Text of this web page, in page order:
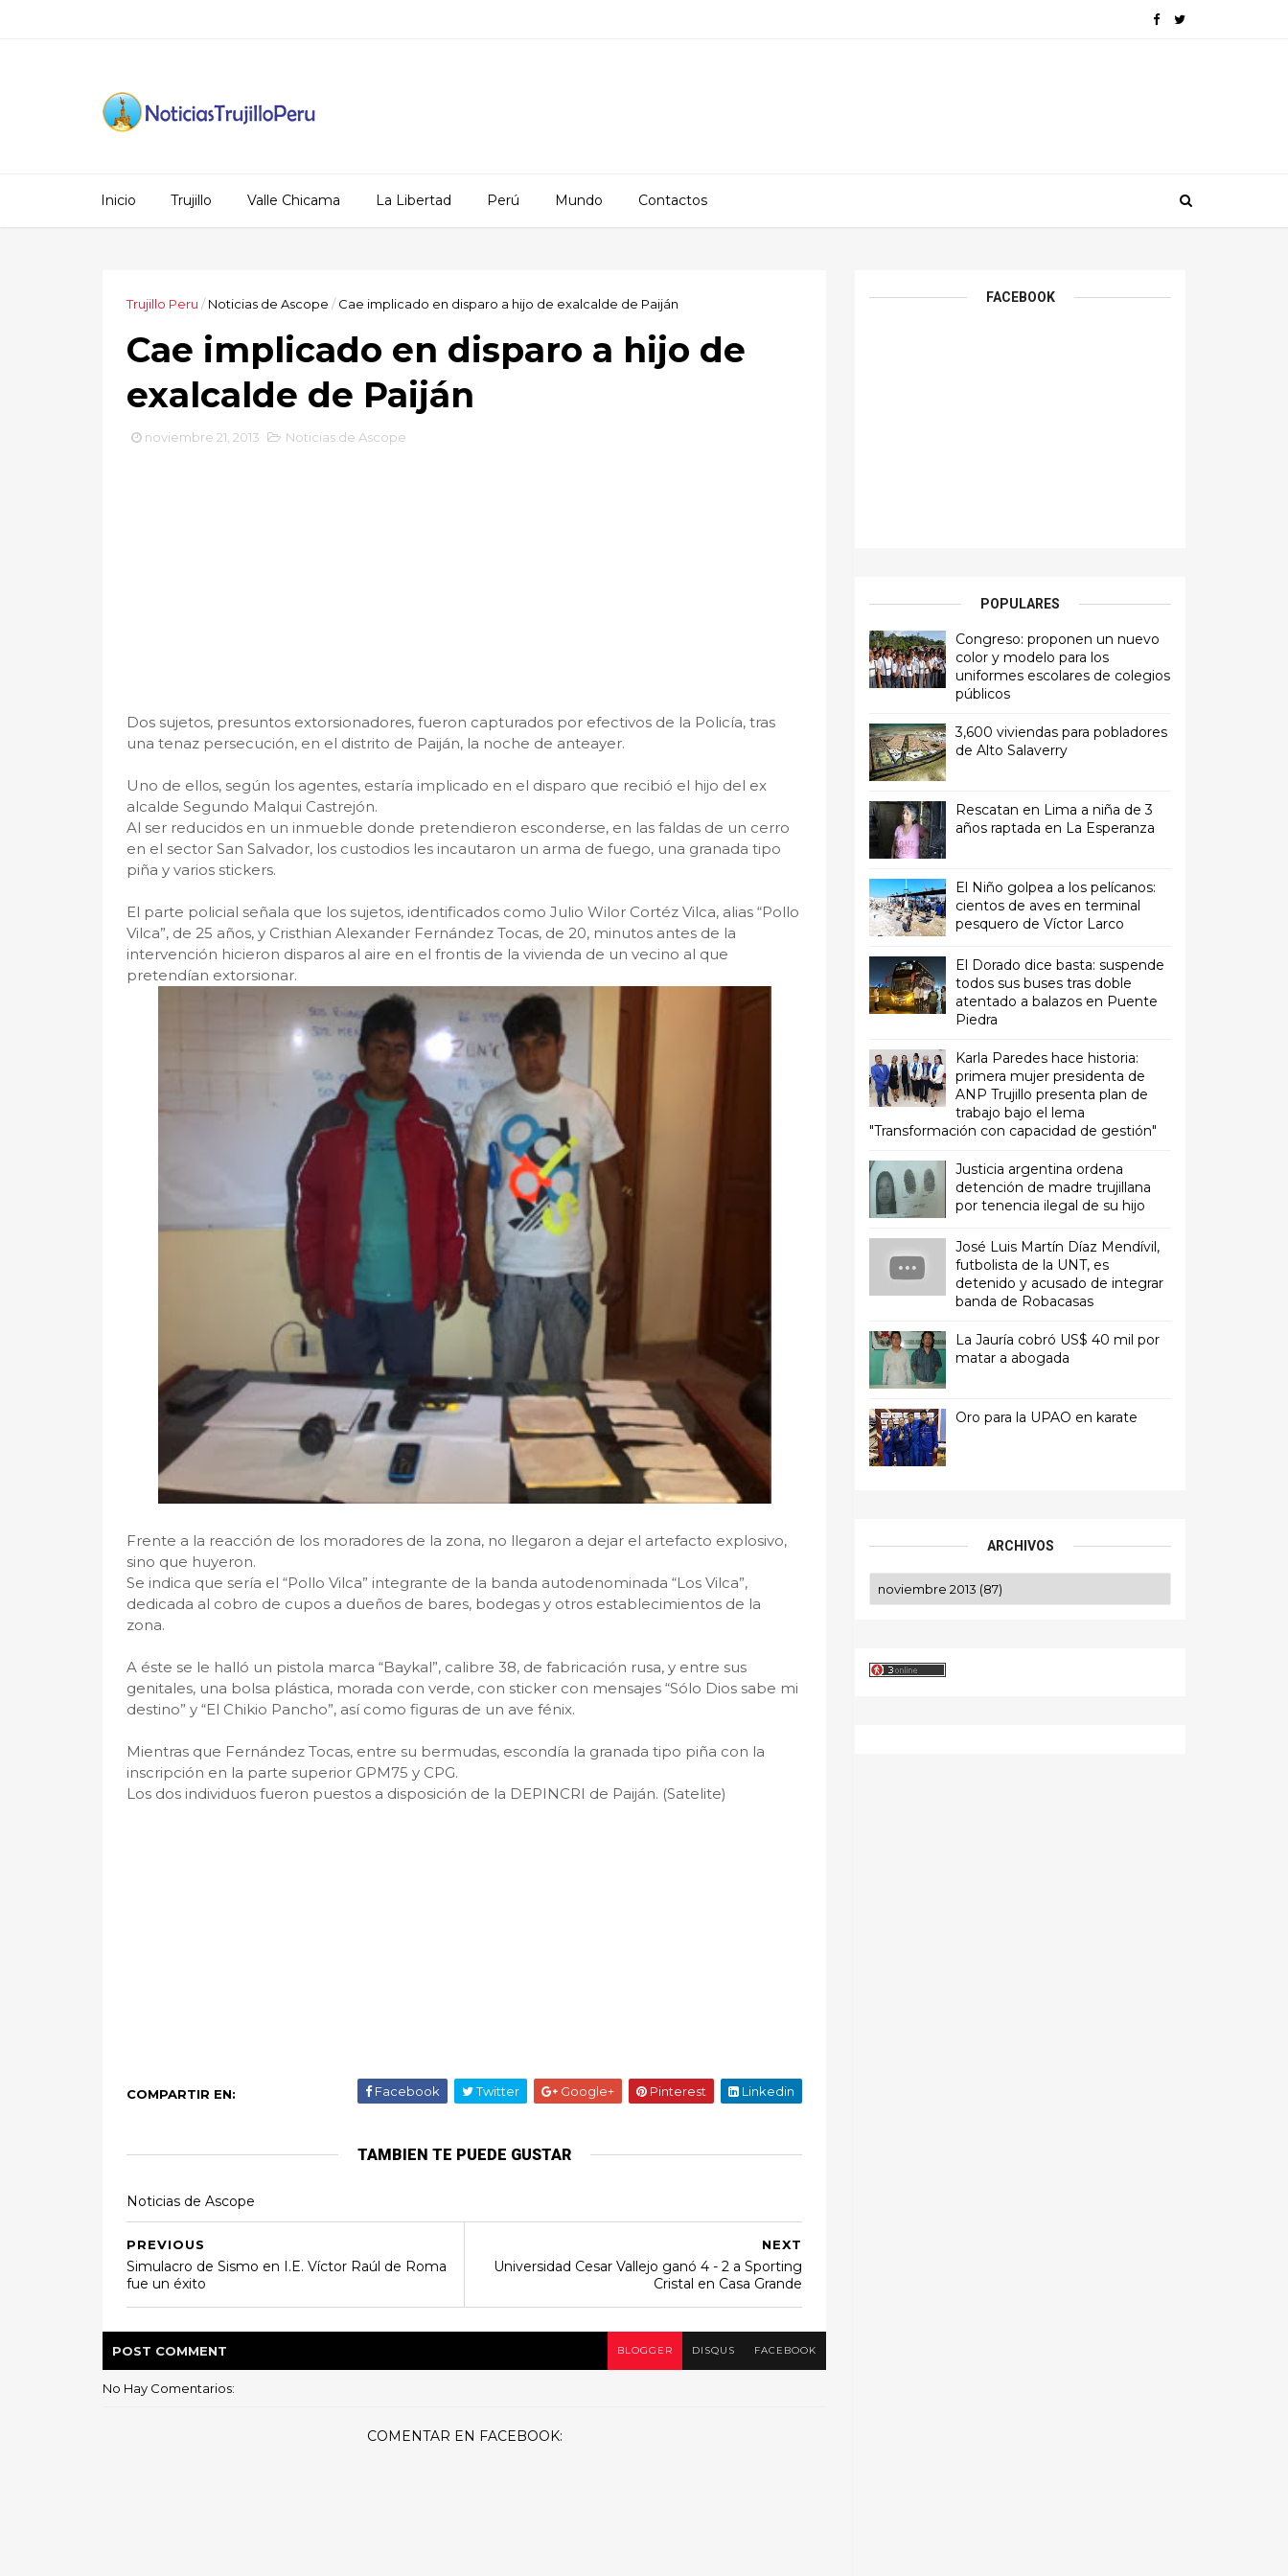
Inicio Trujillo Valle Chicama La Libertad Perú Mundo Contactos
Trujillo Peru / Noticias de Ascope / Cae implicado en disparo a hijo de exalcalde de Paiján
Cae implicado en disparo a hijo de
exalcalde de Paiján
noviembre 21, 2013 Noticias de Ascope
Dos sujetos, presuntos extorsionadores, fueron capturados por efectivos de la Policía, tras
una tenaz persecución, en el distrito de Paiján, la noche de anteayer.
Uno de ellos, según los agentes, estaría implicado en el disparo que recibió el hijo del ex
alcalde Segundo Malqui Castrejón.
Al ser reducidos en un inmueble donde pretendieron esconderse, en las faldas de un cerro
en el sector San Salvador, los custodios les incautaron un arma de fuego, una granada tipo
piña y varios stickers.
El parte policial señala que los sujetos, identificados como Julio Wilor Cortéz Vilca, alias “Pollo
Vilca”, de 25 años, y Cristhian Alexander Fernández Tocas, de 20, minutos antes de la
intervención hicieron disparos al aire en el frontis de la vivienda de un vecino al que
pretendían extorsionar.
Frente a la reacción de los moradores de la zona, no llegaron a dejar el artefacto explosivo,
sino que huyeron.
Se indica que sería el “Pollo Vilca” integrante de la banda autodenominada “Los Vilca”,
dedicada al cobro de cupos a dueños de bares, bodegas y otros establecimientos de la
zona.
A éste se le halló un pistola marca “Baykal”, calibre 38, de fabricación rusa, y entre sus
genitales, una bolsa plástica, morada con verde, con sticker con mensajes “Sólo Dios sabe mi
destino” y “El Chikio Pancho”, así como figuras de un ave fénix.
Mientras que Fernández Tocas, entre su bermudas, escondía la granada tipo piña con la
inscripción en la parte superior GPM75 y CPG.
Los dos individuos fueron puestos a disposición de la DEPINCRI de Paiján. (Satelite)
COMPARTIR EN: Facebook Twitter Google+ Pinterest Linkedin
TAMBIEN TE PUEDE GUSTAR
Noticias de Ascope
NEXT
Universidad Cesar Vallejo ganó 4 - 2 a Sporting
Cristal en Casa Grande
PREVIOUS
Simulacro de Sismo en I.E. Víctor Raúl de Roma
fue un éxito
POST COMMENT BLOGGER DISQUS FACEBOOK
No Hay Comentarios:
COMENTAR EN FACEBOOK:
FACEBOOK
POPULARES
Congreso: proponen un nuevo
color y modelo para los
uniformes escolares de colegios
públicos
3,600 viviendas para pobladores
de Alto Salaverry
Rescatan en Lima a niña de 3
años raptada en La Esperanza
El Niño golpea a los pelícanos:
cientos de aves en terminal
pesquero de Víctor Larco
El Dorado dice basta: suspende
todos sus buses tras doble
atentado a balazos en Puente
Piedra
Karla Paredes hace historia:
primera mujer presidenta de
ANP Trujillo presenta plan de
trabajo bajo el lema
"Transformación con capacidad de gestión"
Justicia argentina ordena
detención de madre trujillana
por tenencia ilegal de su hijo
José Luis Martín Díaz Mendívil,
futbolista de la UNT, es
detenido y acusado de integrar
banda de Robacasas
La Jauría cobró US$ 40 mil por
matar a abogada
Oro para la UPAO en karate
ARCHIVOS